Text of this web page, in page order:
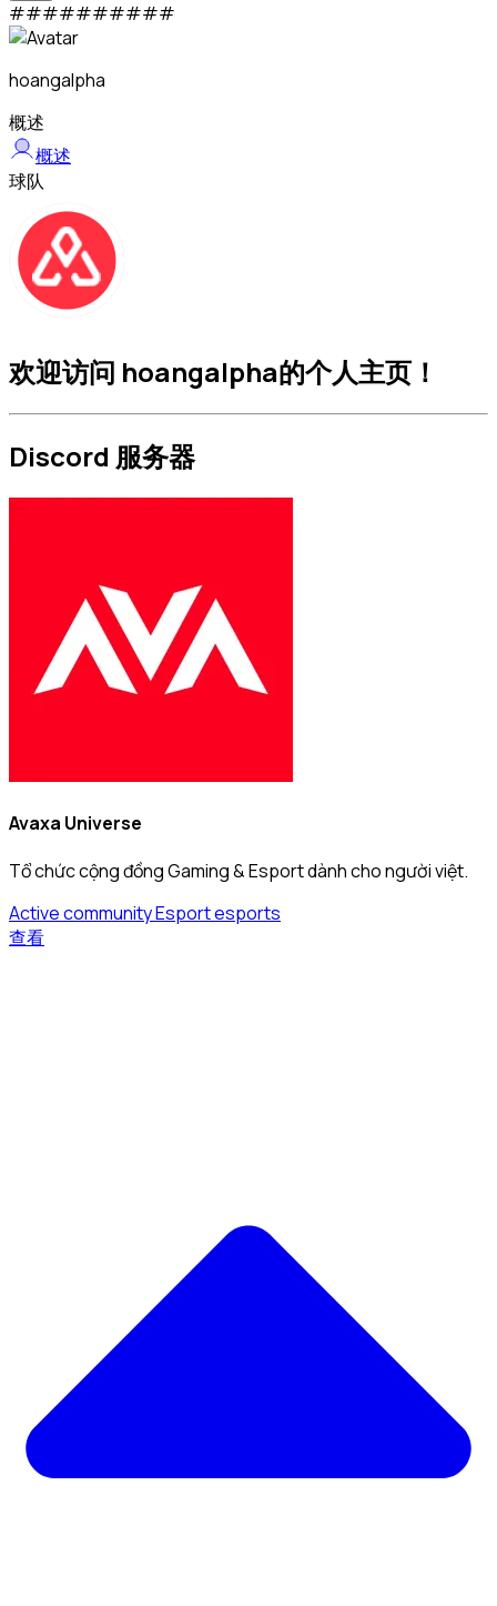
##########
hoangalpha
概述
概述
球队
欢迎访问 hoangalpha的个人主页！
Discord 服务器
Avaxa Universe
Tổ chức cộng đồng Gaming & Esport dành cho người việt.
Active communityEsportesports
查看